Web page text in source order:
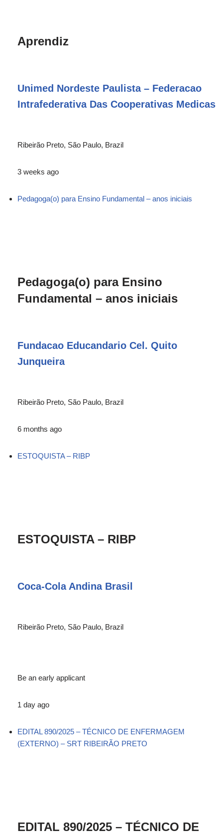
Aprendiz
Unimed Nordeste Paulista – Federacao
Intrafederativa Das Cooperativas Medicas
Ribeirão Preto, São Paulo, Brazil
3 weeks ago
Pedagoga(o) para Ensino Fundamental – anos iniciais
Pedagoga(o) para Ensino
Fundamental – anos iniciais
Fundacao Educandario Cel. Quito
Junqueira
Ribeirão Preto, São Paulo, Brazil
6 months ago
ESTOQUISTA – RIBP
ESTOQUISTA – RIBP
Coca-Cola Andina Brasil
Ribeirão Preto, São Paulo, Brazil
Be an early applicant
1 day ago
EDITAL 890/2025 – TÉCNICO DE ENFERMAGEM
(EXTERNO) – SRT RIBEIRÃO PRETO
EDITAL 890/2025 – TÉCNICO DE